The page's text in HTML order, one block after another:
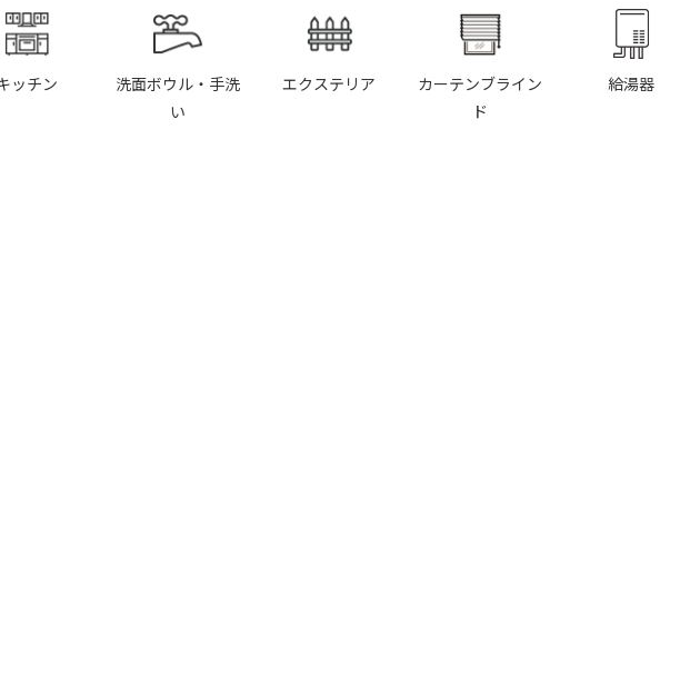
ッチン
洗面ボウル・手洗
い
エクステリア
カーテンブライン
ド
給湯器